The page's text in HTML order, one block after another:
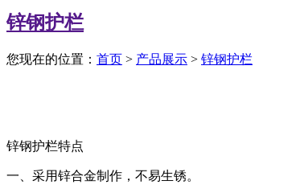
锌钢护栏
您现在的位置： 首页 > 产品展示 > 锌钢护栏
锌钢护栏特点
一、采用锌合金制作，不易生锈。